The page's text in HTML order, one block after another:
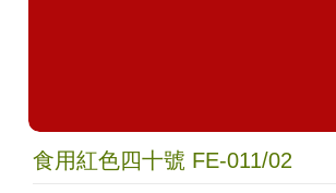
食用紅色四十號 FE-011/02